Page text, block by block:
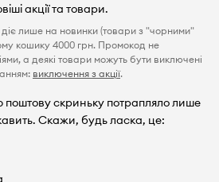
акції та товари.
лише на новинки (товари з "чорними"
кошику 4000 грн. Промокод не
а деякі товари можуть бути виключені
виключення з акції.
скриньку потрапляло лише
Скажи, будь ласка, це: